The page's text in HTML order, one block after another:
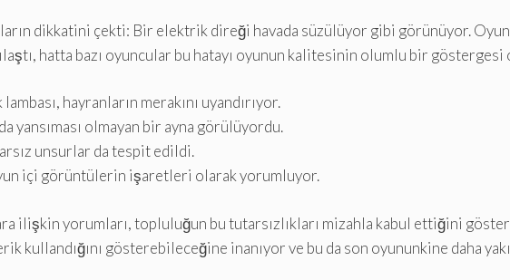
dikkatini çekti: Bir elektrik direği havada süzülüyor gibi görünüyor.
hatta bazı oyuncular bu hatayı oyunun kalitesinin olumlu bir
hayranların merakını uyandırıyor.
yansıması olmayan bir ayna görülüyordu.
unsurlar da tespit edildi.
içi görüntülerin işaretleri olarak yorumluyor.
ilişkin yorumları, topluluğun bu tutarsızlıkları mizahla kabul ettiğini
kullandığını gösterebileceğine inanıyor ve bu da son oyununkine daha